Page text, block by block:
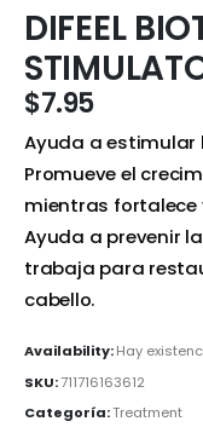
DIFEEL
$7.95
Ayuda a estimular
Promueve el
mientras fortalece
Ayuda a prevenir
trabaja para
cabello.
Availability:Hay
SKU:711716163612
Categoría:Treatment